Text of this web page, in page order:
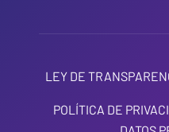
LEY DE
POLÍTICA DE